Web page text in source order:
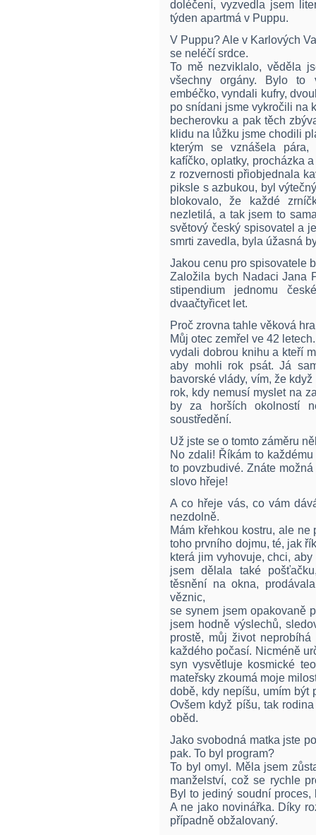
doléčení, vyzvedla jsem
týden apartmá v Puppu.
V Puppu? Ale v Karlových
se neléčí srdce.
To mě nezviklalo, věděla
všechny orgány. Bylo to
embéčko, vyndali kufry,
po snídani jsme vykročili na
becherovku a pak těch
klidu na lůžku jsme chodili
kterým se vznášela pára,
kafíčko, oplatky, procházka
z rozvernosti přiobjednala
piksle s azbukou, byl
blokovalo, že každé
nezletilá, a tak jsem to
světový český spisovatel a
smrti zavedla, byla úžasná
Jakou cenu pro spisovatele
Založila bych Nadaci Jana
stipendium jednomu
dvaačtyřicet let.
Proč zrovna tahle věková
Můj otec zemřel ve 42
vydali dobrou knihu a kteří
aby mohli rok psát. Já
bavorské vlády, vím, že
rok, kdy nemusí myslet na
by za horších okolností
soustředění.
Už jste se o tomto záměru
No zdali! Říkám to
to povzbudivé. Znáte
slovo hřeje!
A co hřeje vás, co vám
nezdolně.
Mám křehkou kostru, ale
toho prvního dojmu, té, jak
která jim vyhovuje, chci,
jsem dělala také
těsnění na okna,
věznic,
se synem jsem opakovaně
jsem hodně výslechů,
prostě, můj život
každého počasí. Nicméně
syn vysvětluje kosmické
mateřsky zkoumá moje
době, kdy nepíšu, umím být
Ovšem když píšu, tak
oběd.
Jako svobodná matka jste
pak. To byl program?
To byl omyl. Měla jsem
manželství, což se rychle
Byl to jediný soudní
A ne jako novinářka. Díky
případně obžalovaný.